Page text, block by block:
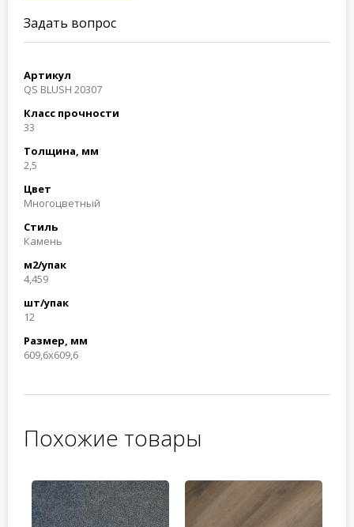
Задать вопрос
Артикул
QS BLUSH 20307
Класс прочности
33
Толщина, мм
2,5
Цвет
Многоцветный
Стиль
Камень
м2/упак
4,459
шт/упак
12
Размер, мм
609,6x609,6
Похожие товары